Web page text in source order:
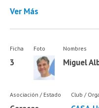
Ver Más
Ficha
3
Foto Nombres
Miguel
Asociación / Estado Club /